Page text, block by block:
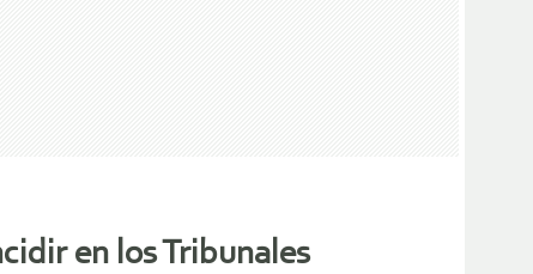
en los Tribunales